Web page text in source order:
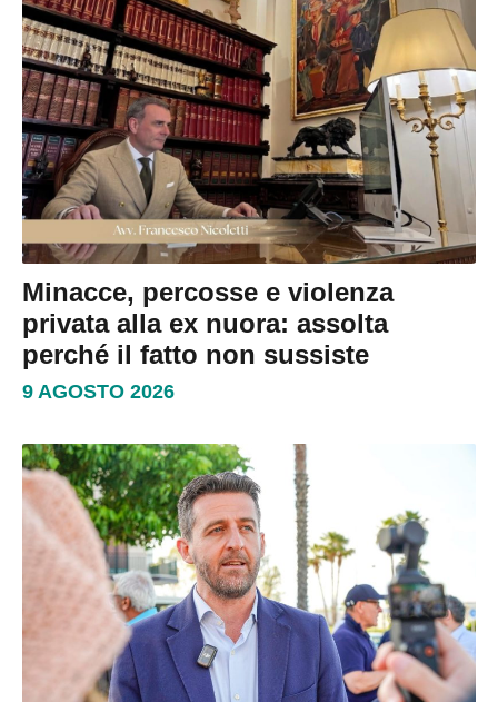
Minacce, percosse e violenza
privata alla ex nuora: assolta
perché il fatto non sussiste
9 AGOSTO 2026